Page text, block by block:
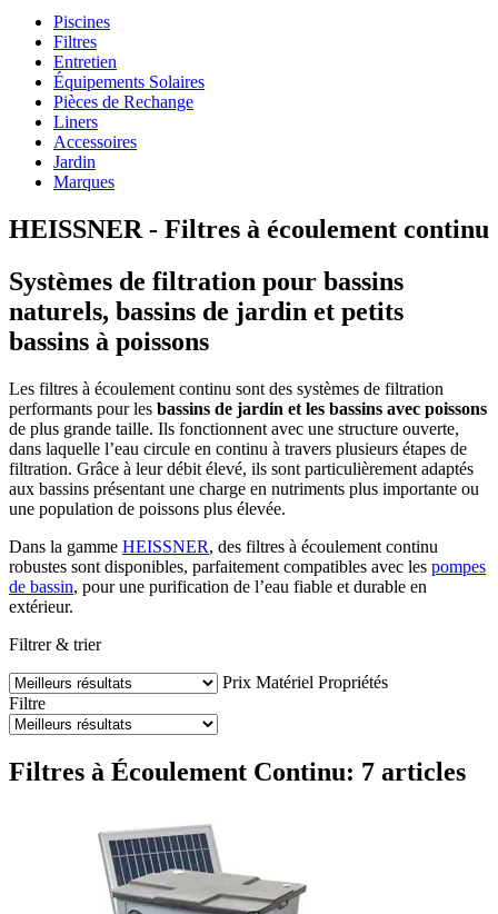
Piscines
Filtres
Entretien
Équipements Solaires
Pièces de Rechange
Liners
Accessoires
Jardin
Marques
HEISSNER - Filtres à écoulement continu
Systèmes de filtration pour bassins
naturels, bassins de jardin et petits
bassins à poissons
Les filtres à écoulement continu sont des systèmes de filtration
performants pour les bassins de jardin et les bassins avec poissons
de plus grande taille. Ils fonctionnent avec une structure ouverte,
dans laquelle l’eau circule en continu à travers plusieurs étapes de
filtration. Grâce à leur débit élevé, ils sont particulièrement adaptés
aux bassins présentant une charge en nutriments plus importante ou
une population de poissons plus élevée.
Dans la gamme HEISSNER, des filtres à écoulement continu
robustes sont disponibles, parfaitement compatibles avec les pompes
de bassin, pour une purification de l’eau fiable et durable en
extérieur.
Filtrer & trier
Prix Matériel Propriétés
Filtre
Filtres à Écoulement Continu: 7 articles